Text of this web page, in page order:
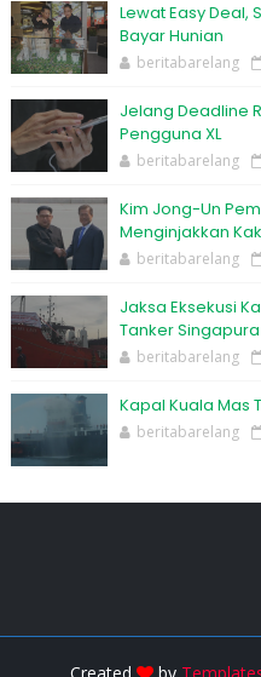
Lewat Easy Deal,
Bayar Hunian
beritabarelang
Jelang Deadline
Pengguna XL
beritabarelang
Kim Jong-Un
Menginjakkan
beritabarelang
Jaksa Eksekusi
Tanker Singapura
beritabarelang
Kapal Kuala Mas
beritabarelang